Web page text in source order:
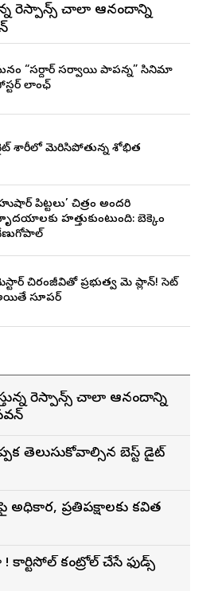
రెస్పాన్స్ చాలా ఆనందాన్ని
“సర్దార్ సర్వాయి పాపన్న” సినిమా
లాంఛ్
శారీలో మెరిసిపోతున్న శోభిత
పిట్టలు’ చిత్రం అందరి
హత్తుకుంటుంది: బెక్కెం
చిరంజీవితో ప్రభుత్వ మెగా ప్లాన్! సెట్
సూపర్
రెస్పాన్స్ చాలా ఆనందాన్ని
తెలుసుకోవాల్సిన బెస్ట్ డైట్
ప్రతిపక్షాలకు కవిత
! కార్టిసోల్ కంట్రోల్ చేసే ఫుడ్స్